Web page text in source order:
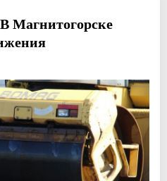
Магнитогорске